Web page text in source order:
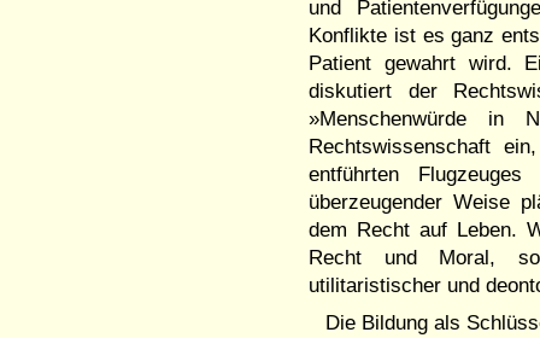
und
Konflikte ist es ganz
Patient gewahrt wird.
diskutiert der
»Menschenwürde in
Rechtswissenschaft
entführten
überzeugender Weise
dem Recht auf Leben.
Recht und Moral,
utilitaristischer und
Die Bildung als